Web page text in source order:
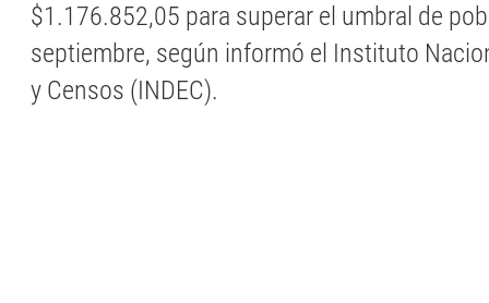
$1.176.852,05 para superar el umbral de
septiembre, según informó el Instituto
y Censos (INDEC).